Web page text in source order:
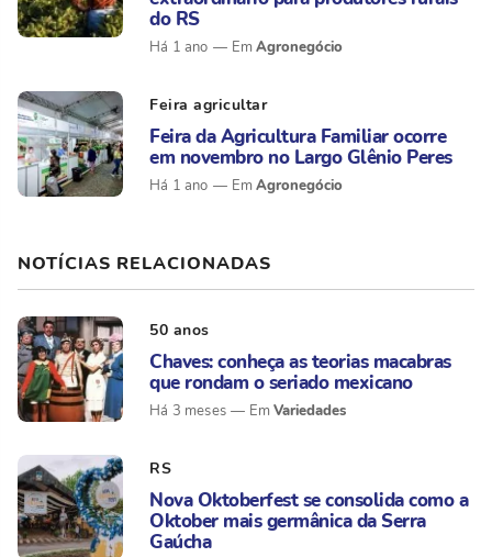
do RS
Há 1 ano Agronegócio
Feira agricultar
Feira da Agricultura Familiar ocorre
em novembro no Largo Glênio Peres
Há 1 ano Agronegócio
NOTÍCIAS RELACIONADAS
50 anos
Chaves: conheça as teorias macabras
que rondam o seriado mexicano
Há 3 meses Variedades
RS
Nova Oktoberfest se consolida como a
Oktober mais germânica da Serra
Gaúcha